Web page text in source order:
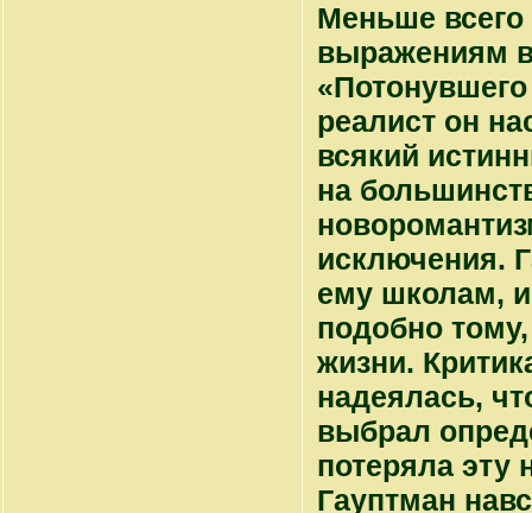
Меньше всего
выражениям
реалист он
всякий
на
исключения.
ему школам, и
подобно
жизни.
надеялась,
выбрал
потеряла эту
Гауптман